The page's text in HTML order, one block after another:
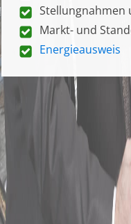
Markt- und
Energieausweis